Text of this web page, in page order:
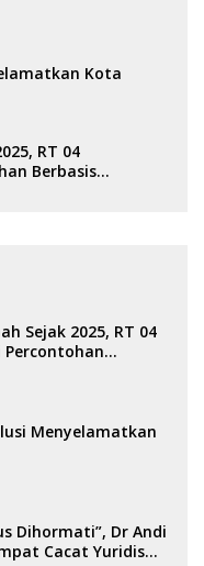
Kota
RT 04
Berbasis
Sejak 2025, RT 04
Percontohan
Menyelamatkan
Dihormati”, Dr Andi
Cacat Yuridis